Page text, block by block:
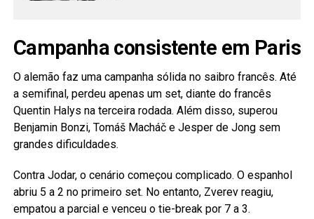
Campanha consistente em Paris
O alemão faz uma campanha sólida no saibro francês. Até
a semifinal, perdeu apenas um set, diante do francês
Quentin Halys na terceira rodada. Além disso, superou
Benjamin Bonzi, Tomáš Macháč e Jesper de Jong sem
grandes dificuldades.
Contra Jodar, o cenário começou complicado. O espanhol
abriu 5 a 2 no primeiro set. No entanto, Zverev reagiu,
empatou a parcial e venceu o tie-break por 7 a 3.